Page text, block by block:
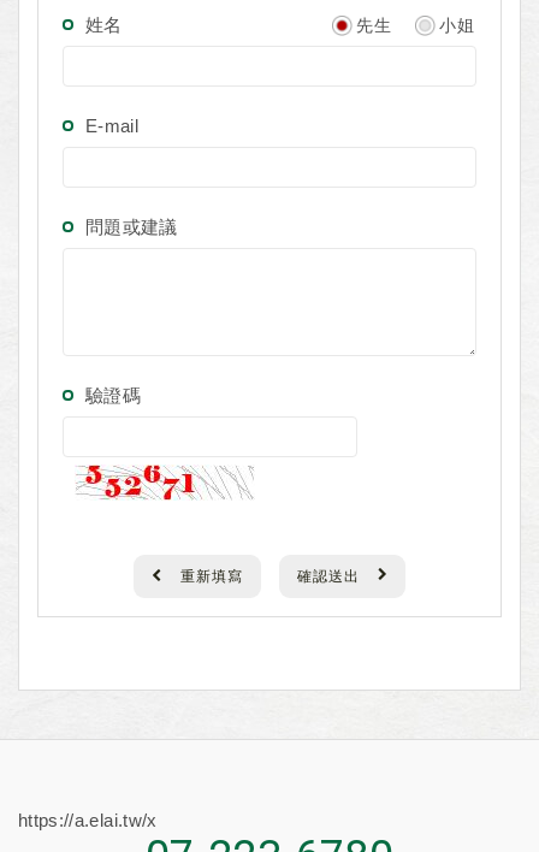
姓名 先生 小姐
E-mail
問題或建議
驗證碼
重新填寫 確認送出
https://a.elai.tw/x